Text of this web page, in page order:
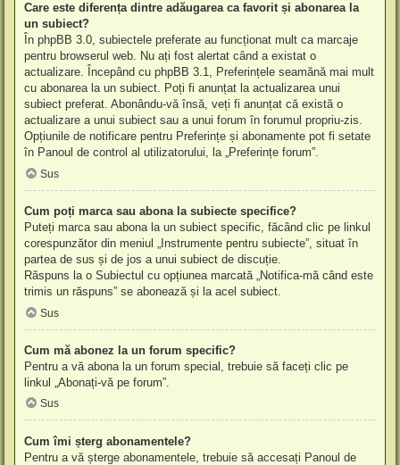
Care este diferența dintre adăugarea ca favorit și abonarea la
un subiect?
În phpBB 3.0, subiectele preferate au funcționat mult ca marcaje
pentru browserul web. Nu ați fost alertat când a existat o
actualizare. Începând cu phpBB 3.1, Preferințele seamănă mai mult
cu abonarea la un subiect. Poți fi anunțat la actualizarea unui
subiect preferat. Abonându-vă însă, veți fi anunțat că există o
actualizare a unui subiect sau a unui forum în forumul propriu-zis.
Opțiunile de notificare pentru Preferințe și abonamente pot fi setate
în Panoul de control al utilizatorului, la „Preferințe forum”.
Sus
Cum poți marca sau abona la subiecte specifice?
Puteți marca sau abona la un subiect specific, făcând clic pe linkul
corespunzător din meniul „Instrumente pentru subiecte”, situat în
partea de sus și de jos a unui subiect de discuție.
Răspuns la o Subiectul cu opțiunea marcată „Notifica-mă când este
trimis un răspuns” se abonează și la acel subiect.
Sus
Cum mă abonez la un forum specific?
Pentru a vă abona la un forum special, trebuie să faceți clic pe
linkul „Abonați-vă pe forum”.
Sus
Cum îmi șterg abonamentele?
Pentru a vă șterge abonamentele, trebuie să accesați Panoul de